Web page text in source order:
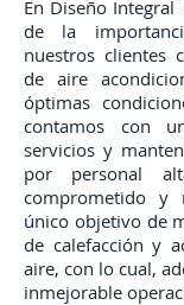
En Diseño
de la
nuestros clientes
de aire
óptimas
contamos con
servicios y
por personal
comprometido y
único objetivo de
de calefacción y
aire, con lo cual,
inmejorable